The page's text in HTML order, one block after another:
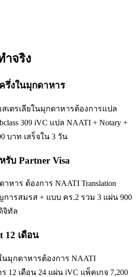
ำจริง
รึ่งในมุกดาหาร
เตรเลียในมุกดาหารต้องการแปล
309 iVC แปล NAATI + Notary +
บาท เสร็จใน 3 วัน
รับ Partner Visa
าร ต้องการ NAATI Translation
ารสมรส + แบบ คร.2 รวม 3 แผ่น 900
จิทัล
12 เดือน
นมุกดาหารต้องการ NAATI
ร 12 เดือน 24 แผ่น iVC แพ็คเกจ 7,200